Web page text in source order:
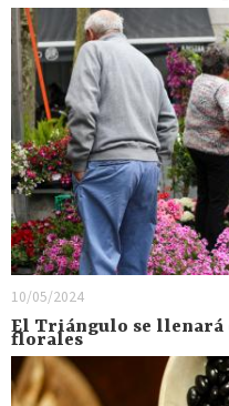
10/05/2024
El Triángulo se llenará
florales